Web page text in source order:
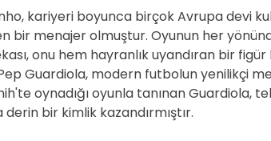
kariyeri boyunca birçok Avrupa devi
bir menajer olmuştur. Oyunun her
onu hem hayranlık uyandıran bir
Guardiola, modern futbolun yenilikçi
oynadığı oyunla tanınan Guardiola,
derin bir kimlik kazandırmıştır.